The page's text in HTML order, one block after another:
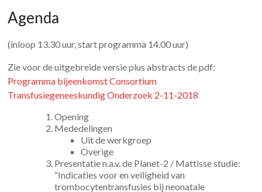
Agenda
(inloop 13.30 uur, start programma 14.00 uur)
Zie voor de uitgebreide versie plus abstracts de pdf:
Programma bijeenkomst Consortium
Transfusiegeneeskundig Onderzoek 2-11-2018
Opening
Mededelingen
Uit de werkgroep
Overige
Presentatie n.a.v. de Planet-2 / Mattisse studie:
“Indicaties voor en veiligheid van
trombocytentransfusies bij neonatale